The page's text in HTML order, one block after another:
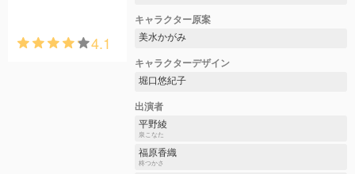
4.1
キャラクター原案
美水かがみ
キャラクターデザイン
堀口悠紀子
出演者
平野綾
泉こなた
福原香織
柊つかさ